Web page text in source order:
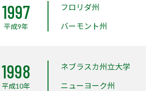
1997
平成9年
フロリダ州
バーモント州
1998
平成10年
ネブラスカ州立大学
ニューヨーク州